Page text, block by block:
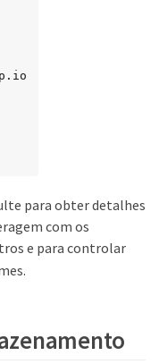
para obter detalhes
com os
e para controlar